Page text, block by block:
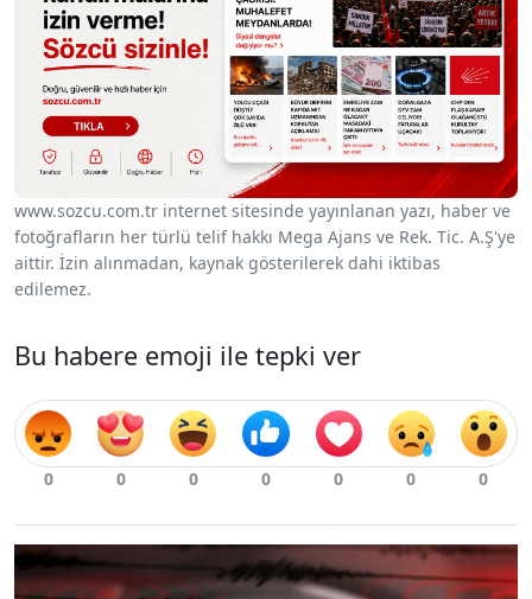
www.sozcu.com.tr internet sitesinde yayınlanan yazı, haber ve
fotoğrafların her türlü telif hakkı Mega Ajans ve Rek. Tic. A.Ş'ye
aittir. İzin alınmadan, kaynak gösterilerek dahi iktibas
edilemez.
Bu habere emoji ile tepki ver